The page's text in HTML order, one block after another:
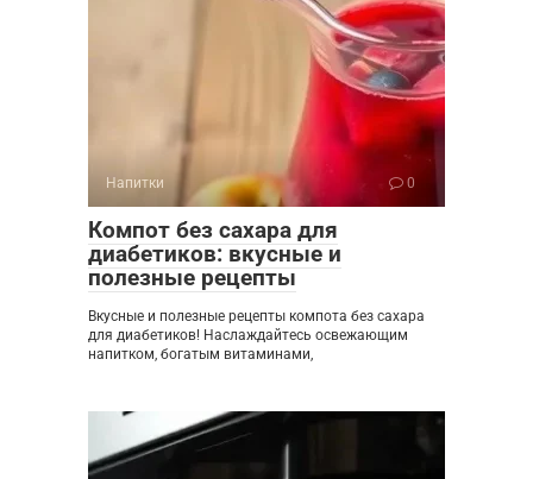
Напитки 0
Компот без сахара для
диабетиков: вкусные и
полезные рецепты
Вкусные и полезные рецепты компота без сахара
для диабетиков! Наслаждайтесь освежающим
напитком, богатым витаминами,